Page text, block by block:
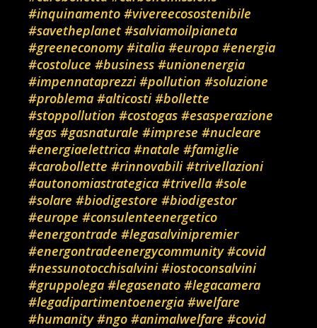
#inquinamento #vivereecosostenibile
#savetheplanet #salviamoilpianeta
#greeneconomy #italia #europa #energia
#costoluce #business #unionenergia
#impennataprezzi #pollution #soluzione
#problema #alticosti #bollette
#stoppollution #costogas #esasperazione
#gas #gasnaturale #imprese #nucleare
#energiaelettrica #natale #famiglie
#carobollette #rinnovabili #trivellazioni
#autonomiastrategica #trivella #sole
#solare #biodigestore #biodigestor
#europe #consulenteenergetico
#energontrade #legasalvinipremier
#energontradeenergycommunity #covid
#nessunotocchisalvini #iostoconsalvini
#gruppolega #legasenato #legacamera
#legadipartimentoenergia #welfare
#humanity #ngo #animalwelfare #covid